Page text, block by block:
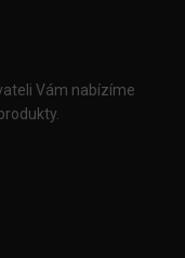
Vám nabízíme